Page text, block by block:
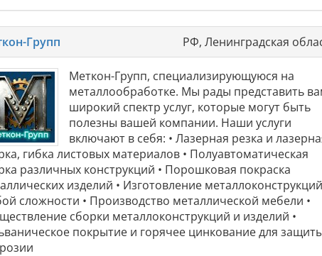
Групп РФ, Ленинградская
Меткон-Групп, специализирующуюся на
металлообработке. Мы рады представить
широкий спектр услуг, которые могут быть
полезны вашей компании. Наши услуги
включают в себя: • Лазерная резка и
гибка листовых материалов • Полуавтоматическая
различных конструкций • Порошковая покраска
изделий • Изготовление металлоконструкций
сложности • Производство металлической мебели •
сборки металлоконструкций и изделий •
покрытие и горячее цинкование для